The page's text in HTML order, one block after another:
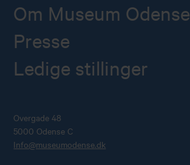
Om Museum Odense
Presse
Ledige stillinger
Overgade 48
5000 Odense C
Info@museumodense.dk